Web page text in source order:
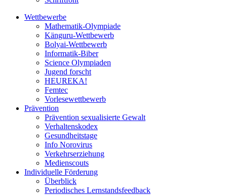
Wettbewerbe
Mathematik-Olympiade
Känguru-Wettbewerb
Bolyai-Wettbewerb
Informatik-Biber
Science Olympiaden
Jugend forscht
HEUREKA!
Femtec
Vorlesewettbewerb
Prävention
Prävention sexualisierte Gewalt
Verhaltenskodex
Gesundheitstage
Info Norovirus
Verkehrserziehung
Medienscouts
Individuelle Förderung
Überblick
Periodisches Lernstandsfeedback